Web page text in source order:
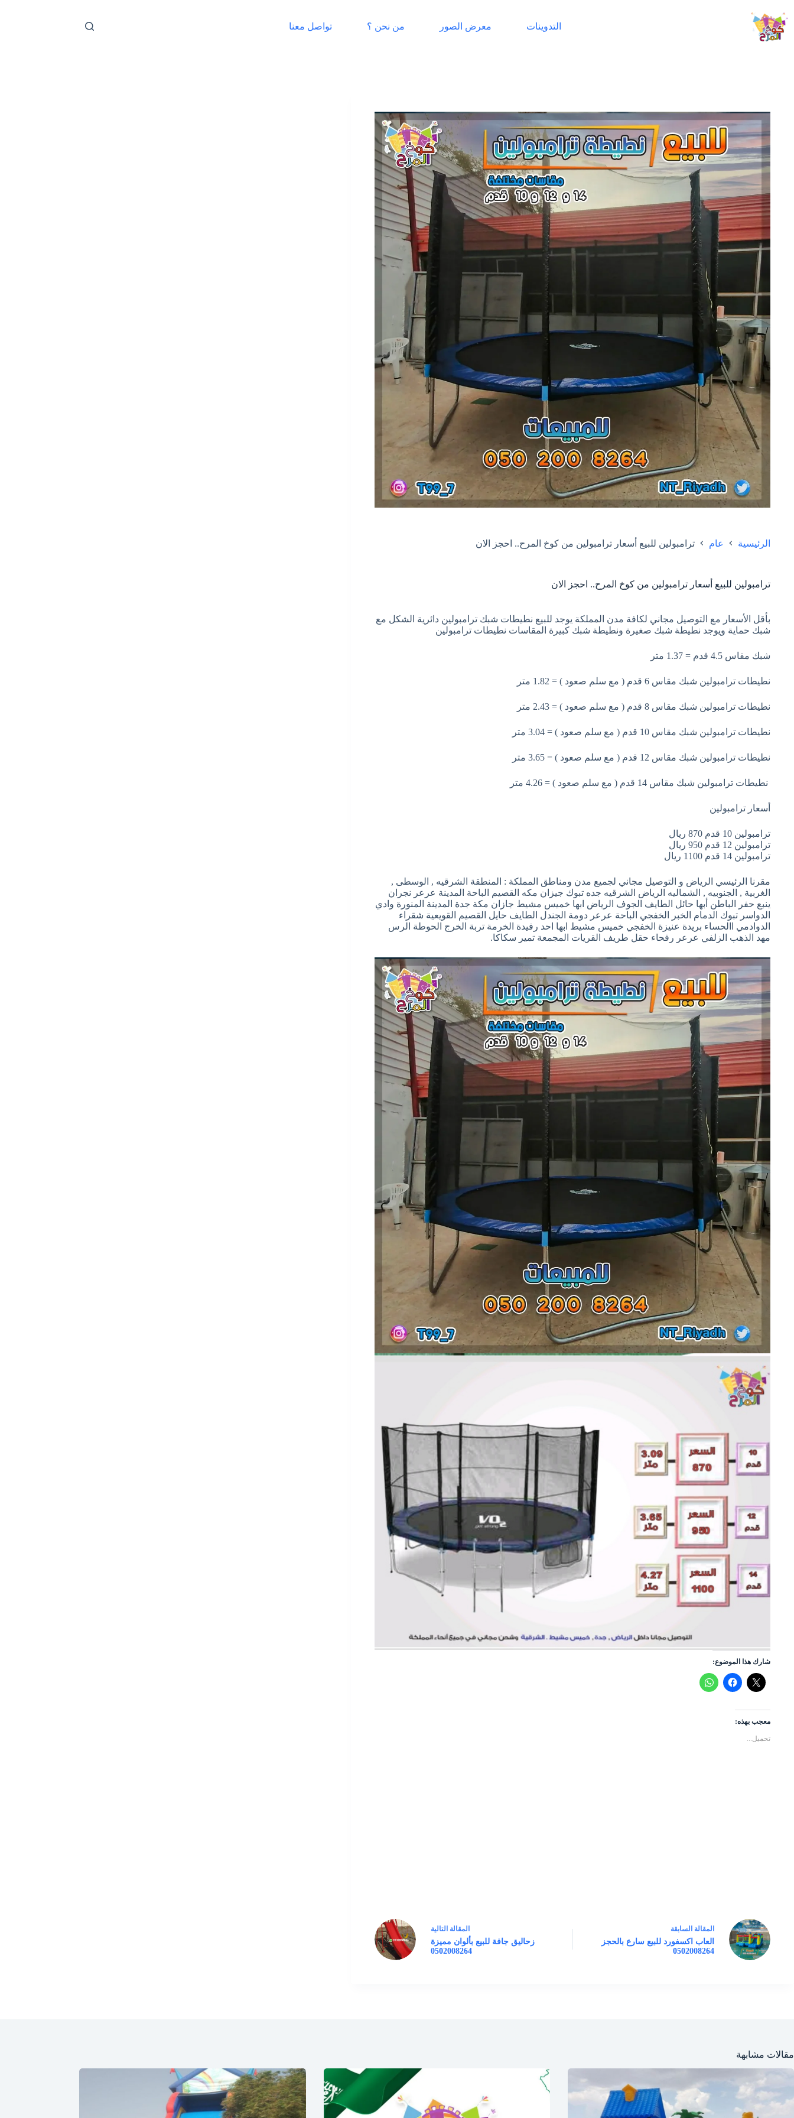
إلى
المحتوى
التدوينات معرض الصور من نحن ؟ تواصل معنا
الرئيسية عام ترامبولين للبيع أسعار ترامبولين من كوخ المرح.. احجز الان
ترامبولين للبيع أسعار ترامبولين من كوخ المرح.. احجز الان
بأقل الأسعار مع التوصيل مجاني لكافة مدن المملكة يوجد للبيع نطيطات شبك ترامبولين دائرية الشكل مع
شبك حماية ويوجد نطيطة شبك صغيرة ونطيطة شبك كبيرة المقاسات نطيطات ترامبولين
شبك مقاس 4.5 قدم = 1.37 متر
نطيطات ترامبولين شبك مقاس 6 قدم ( مع سلم صعود ) = 1.82 متر
نطيطات ترامبولين شبك مقاس 8 قدم ( مع سلم صعود ) = 2.43 متر
نطيطات ترامبولين شبك مقاس 10 قدم ( مع سلم صعود ) = 3.04 متر
نطيطات ترامبولين شبك مقاس 12 قدم ( مع سلم صعود ) = 3.65 متر
نطيطات ترامبولين شبك مقاس 14 قدم ( مع سلم صعود ) = 4.26 متر
أسعار ترامبولين
ترامبولين 10 قدم 870 ريال
ترامبولين 12 قدم 950 ريال
ترامبولين 14 قدم 1100 ريال
مقرنا الرئيسي الرياض و التوصيل مجاني لجميع مدن ومناطق المملكة : المنطقة الشرقيه , الوسطى ,
الغربية , الجنوبيه , الشماليه الرياض الشرقيه جده تبوك جيزان مكه القصيم الباحة المدينة عرعر نجران
ينبع حفر الباطن أبها حائل الطايف الجوف الرياض ابها خميس مشيط جازان مكة جدة المدينة المنورة وادي
الدواسر تبوك الدمام الخبر الخفجي الباحة عرعر دومة الجندل الطايف حايل القصيم القويعية شقراء
الدوادمي االحساء بريدة عنيزة الخفجي خميس مشيط ابها احد رفيدة الخرمة تربة الخرج الحوطة الرس
مهد الذهب الزلفي عرعر رفحاء حقل طريف القريات المجمعة تمير سكاكا.
شارك هذا الموضوع:
معجب بهذه:
تحميل...
المقالة السابقة
العاب اكسفورد للبيع سارع بالحجز
0502008264
المقالة التالية
زحاليق جافة للبيع بألوان مميزة
0502008264
مقالات مشابهة